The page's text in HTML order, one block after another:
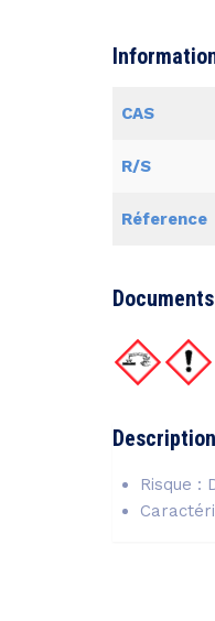
CAS
R/S
Réference
Description
Risque :